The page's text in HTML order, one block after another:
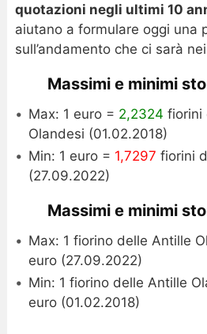
quotazioni negli ultimi 10
aiutano a formulare oggi una
sull’andamento che ci sarà
Massimi e minimi
Max: 1 euro = 2,2324 fiorini
Olandesi (01.02.2018)
Min: 1 euro = 1,7297 fiorini
(27.09.2022)
Massimi e minimi
Max: 1 fiorino delle Antille
euro (27.09.2022)
Min: 1 fiorino delle Antille
euro (01.02.2018)